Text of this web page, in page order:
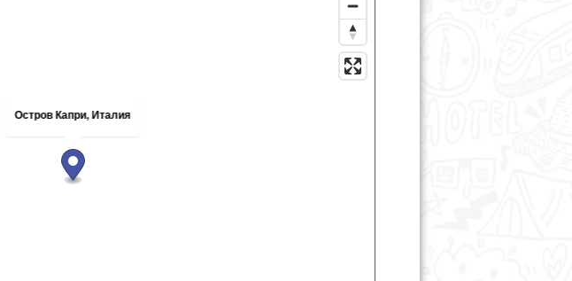
Остров Капри, Италия